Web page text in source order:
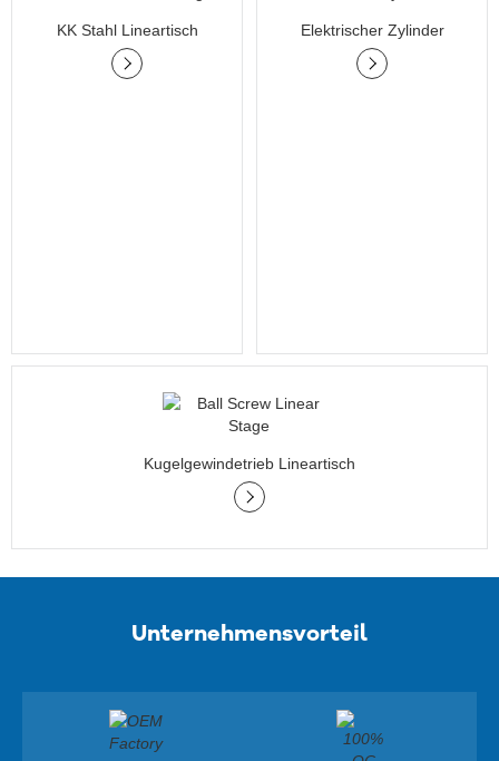
KK Stahl Lineartisch Elektrischer Zylinder
Kugelgewindetrieb Lineartisch
Unternehmensvorteil